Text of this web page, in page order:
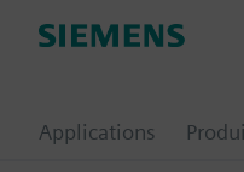
Applications